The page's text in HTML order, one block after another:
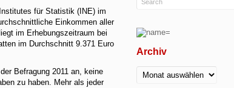
Archiv
Archiv
für Statistik (INE) im
Einkommen aller
im Erhebungszeitraum bei
im Durchschnitt 9.371 Euro
Befragung 2011 an, keine
zu haben. Mehr als jeder